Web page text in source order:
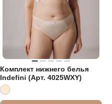
Комплект нижнего белья
Indefini (Арт. 4025WXY)